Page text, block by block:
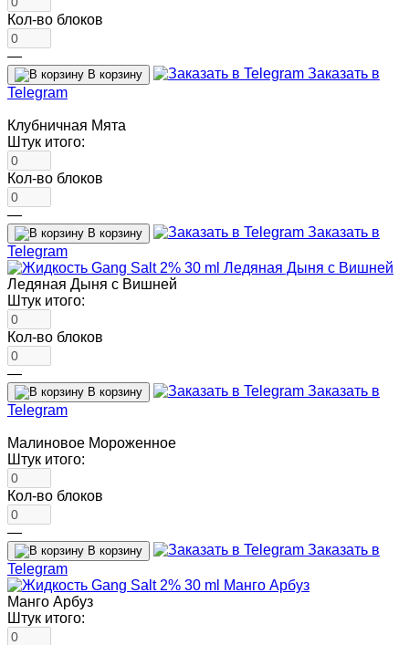
Кол-во блоков
—
В корзину
Заказать в
Telegram
Клубничная Мята
Штук итого:
Кол-во блоков
—
В корзину
Заказать в
Telegram
Ледяная Дыня с Вишней
Штук итого:
Кол-во блоков
—
В корзину
Заказать в
Telegram
Малиновое Мороженное
Штук итого:
Кол-во блоков
—
В корзину
Заказать в
Telegram
Манго Арбуз
Штук итого: